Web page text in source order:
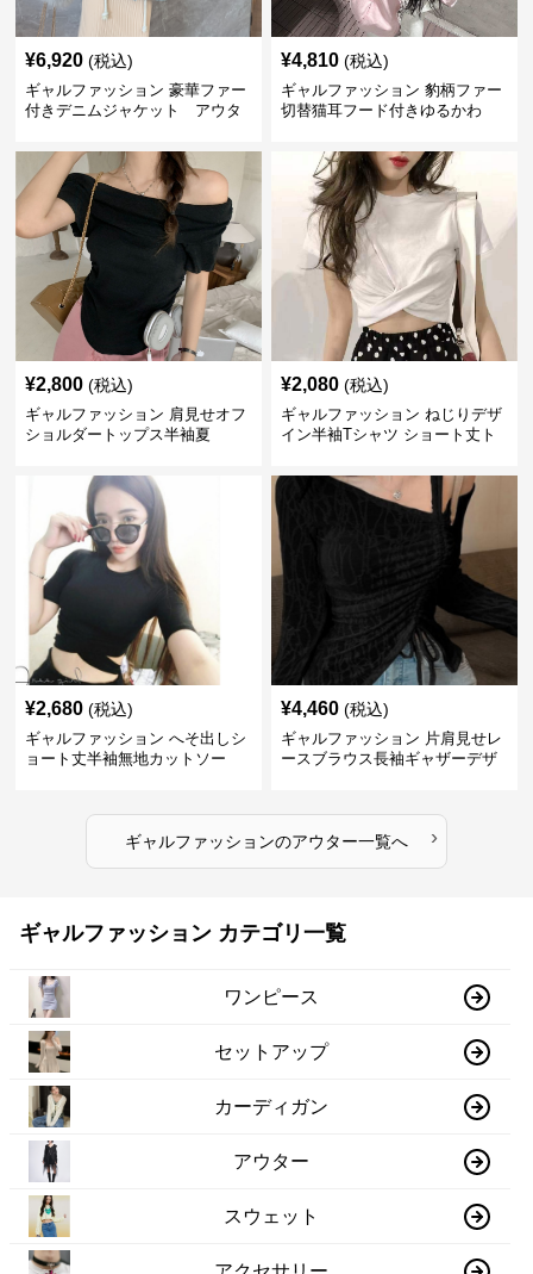
¥6,920 (税込)
ギャルファッション 豪華ファー
付きデニムジャケット アウタ
¥4,810 (税込)
ギャルファッション 豹柄ファー
切替猫耳フード付きゆるかわ
¥2,800 (税込)
ギャルファッション 肩見せオフ
ショルダートップス半袖夏
¥2,080 (税込)
ギャルファッション ねじりデザ
イン半袖Tシャツ ショート丈ト
¥2,680 (税込)
ギャルファッション へそ出しシ
ョート丈半袖無地カットソー
¥4,460 (税込)
ギャルファッション 片肩見せレ
ースブラウス長袖ギャザーデザ
ギャルファッションのアウター一覧へ ›
ギャルファッション カテゴリ一覧
ワンピース
セットアップ
カーディガン
アウター
スウェット